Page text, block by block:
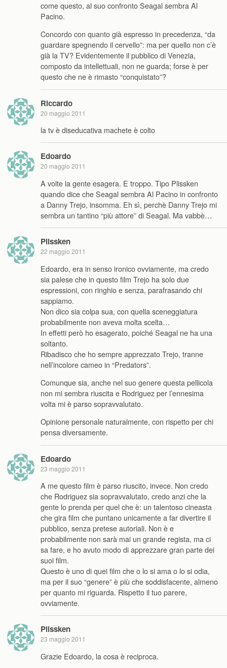
come questo, al suo confronto Seagal sembra Al
Pacino.
Concordo con quanto già espresso in precedenza, “da
guardare spegnendo il cervello”: ma per quello non c’è
già la TV? Evidentemente il pubblico di Venezia,
composto da intellettuali, non ne guarda; forse è per
questo che ne è rimasto “conquistato”?
Riccardo
20 maggio 2011
la tv è diseducativa machete è colto
Edoardo
20 maggio 2011
A volte la gente esagera. E troppo. Tipo Plissken
quando dice che Seagal sembra Al Pacino in confronto
a Danny Trejo, insomma. Eh sì, perchè Danny Trejo mi
sembra un tantino “più attore” di Seagal. Ma vabbè…
Plissken
22 maggio 2011
Edoardo, era in senso ironico ovviamente, ma credo
sia palese che in questo film Trejo ha solo due
espressioni, con ringhio e senza, parafrasando chi
sappiamo.
Non dico sia colpa sua, con quella sceneggiatura
probabilmente non aveva molta scelta…
In effetti però ho esagerato, poiché Seagal ne ha una
soltanto.
Ribadisco che ho sempre apprezzato Trejo, tranne
nell’incolore cameo in “Predators”.
Comunque sia, anche nel suo genere questa pellicola
non mi sembra riuscita e Rodriguez per l’ennesima
volta mi è parso sopravvalutato.
Opinione personale naturalmente, con rispetto per chi
pensa diversamente.
Edoardo
23 maggio 2011
A me questo film è parso riuscito, invece. Non credo
che Rodriguez sia sopravvalutato, credo anzi che la
gente lo prenda per quel che è: un talentoso cineasta
che gira film che puntano unicamente a far divertire il
pubblico, senza pretese autoriali. Non è e
probabilmente non sarà mai un grande regista, ma ci
sa fare, e ho avuto modo di apprezzare gran parte dei
suoi film.
Questo è uno di quei film che o lo si ama o lo si odia,
ma per il suo “genere” è più che soddisfacente, almeno
per quanto mi riguarda. Rispetto il tuo parere,
ovviamente.
Plissken
23 maggio 2011
Grazie Edoardo, la cosa è reciproca.